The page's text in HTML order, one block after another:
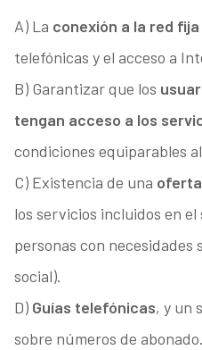
A) La conexión a la red fija
telefónicas y el acceso a
B) Garantizar que los
tengan acceso a los
condiciones equiparables
C) Existencia de una
los servicios incluidos en
personas con necesidades
social).
D) Guías telefónicas, y un
sobre números de abonado.